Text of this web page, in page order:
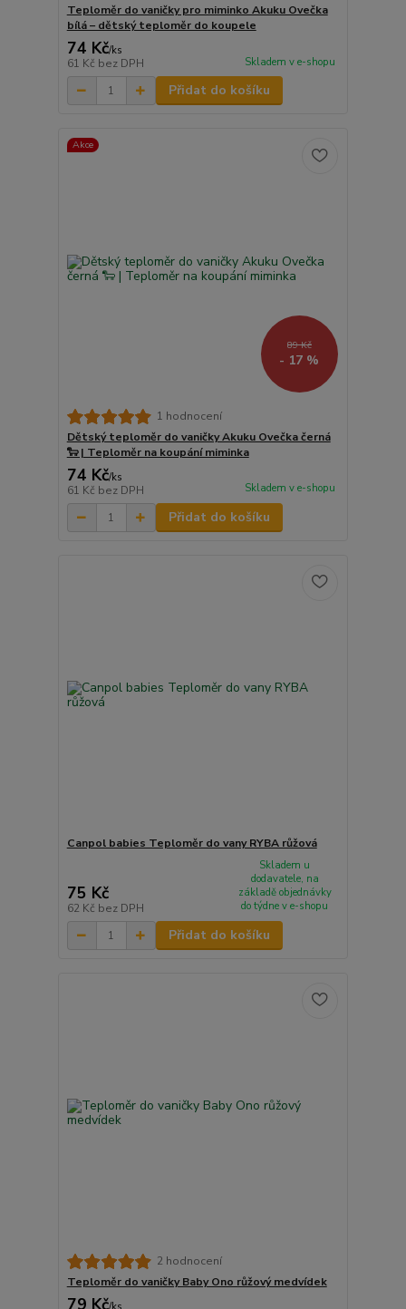
Teploměr do vaničky pro miminko Akuku Ovečka
bílá – dětský teploměr do koupele
74 Kč/ks
61 Kč bez DPH Skladem v e-shopu
Přidat do košíku
Akce
89 Kč
- 17 %
1 hodnocení
Dětský teploměr do vaničky Akuku Ovečka černá
🐑 | Teploměr na koupání miminka
74 Kč/ks
61 Kč bez DPH Skladem v e-shopu
Přidat do košíku
Canpol babies Teploměr do vany RYBA růžová
75 Kč
62 Kč bez DPH
Skladem u
dodavatele, na
základě objednávky
do týdne v e-shopu
Přidat do košíku
2 hodnocení
Teploměr do vaničky Baby Ono růžový medvídek
79 Kč